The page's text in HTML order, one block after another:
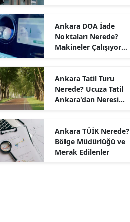
Ankara DOA İade
Noktaları Nerede?
Makineler Çalışıyor
Ankara Tatil Turu
Nerede? Ucuza Tatil
Ankara'dan Neresi
Ankara TÜİK Nerede?
Bölge Müdürlüğü ve
Merak Edilenler